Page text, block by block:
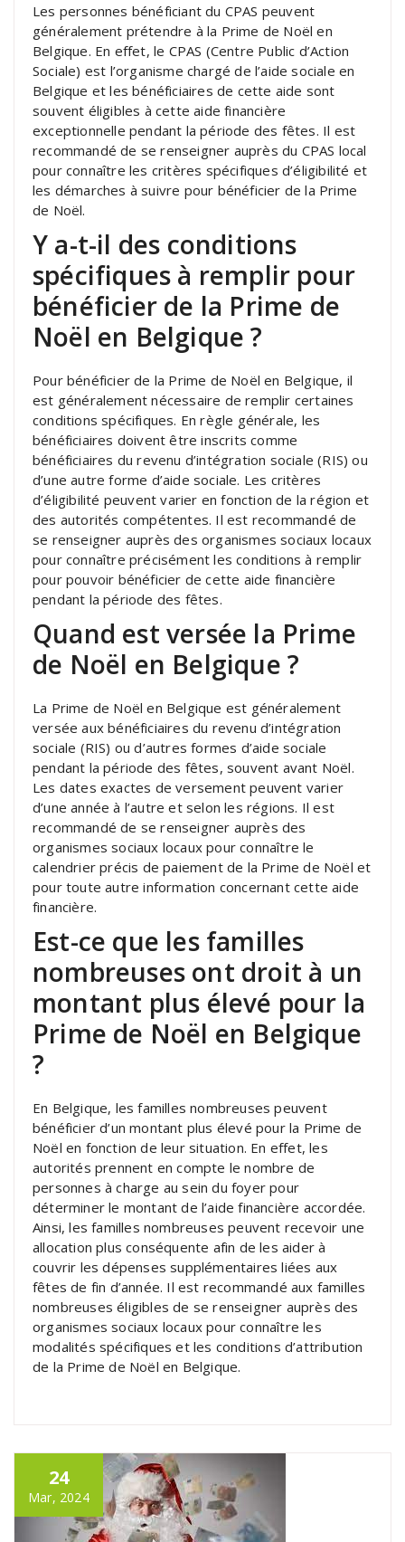
Les personnes bénéficiant du CPAS peuvent
généralement prétendre à la Prime de Noël en
Belgique. En effet, le CPAS (Centre Public d’Action
Sociale) est l’organisme chargé de l’aide sociale en
Belgique et les bénéficiaires de cette aide sont
souvent éligibles à cette aide financière
exceptionnelle pendant la période des fêtes. Il est
recommandé de se renseigner auprès du CPAS local
pour connaître les critères spécifiques d’éligibilité et
les démarches à suivre pour bénéficier de la Prime
de Noël.
Y a-t-il des conditions
spécifiques à remplir pour
bénéficier de la Prime de
Noël en Belgique ?
Pour bénéficier de la Prime de Noël en Belgique, il
est généralement nécessaire de remplir certaines
conditions spécifiques. En règle générale, les
bénéficiaires doivent être inscrits comme
bénéficiaires du revenu d’intégration sociale (RIS) ou
d’une autre forme d’aide sociale. Les critères
d’éligibilité peuvent varier en fonction de la région et
des autorités compétentes. Il est recommandé de
se renseigner auprès des organismes sociaux locaux
pour connaître précisément les conditions à remplir
pour pouvoir bénéficier de cette aide financière
pendant la période des fêtes.
Quand est versée la Prime
de Noël en Belgique ?
La Prime de Noël en Belgique est généralement
versée aux bénéficiaires du revenu d’intégration
sociale (RIS) ou d’autres formes d’aide sociale
pendant la période des fêtes, souvent avant Noël.
Les dates exactes de versement peuvent varier
d’une année à l’autre et selon les régions. Il est
recommandé de se renseigner auprès des
organismes sociaux locaux pour connaître le
calendrier précis de paiement de la Prime de Noël et
pour toute autre information concernant cette aide
financière.
Est-ce que les familles
nombreuses ont droit à un
montant plus élevé pour la
Prime de Noël en Belgique
?
En Belgique, les familles nombreuses peuvent
bénéficier d’un montant plus élevé pour la Prime de
Noël en fonction de leur situation. En effet, les
autorités prennent en compte le nombre de
personnes à charge au sein du foyer pour
déterminer le montant de l’aide financière accordée.
Ainsi, les familles nombreuses peuvent recevoir une
allocation plus conséquente afin de les aider à
couvrir les dépenses supplémentaires liées aux
fêtes de fin d’année. Il est recommandé aux familles
nombreuses éligibles de se renseigner auprès des
organismes sociaux locaux pour connaître les
modalités spécifiques et les conditions d’attribution
de la Prime de Noël en Belgique.
24
Mar, 2024